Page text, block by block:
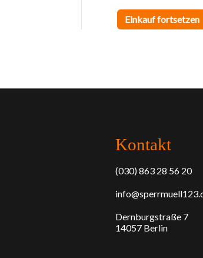
Einkauf fortsetzen
Kontakt
(030) 863 28 56 20
Dernburgstraße 7
14057 Berlin